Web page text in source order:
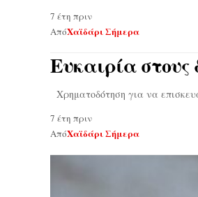
7 έτη πριν
ΑπόΧαϊδάρι Σήμερα
Ευκαιρία
Χρηματοδότηση για να
7 έτη πριν
ΑπόΧαϊδάρι Σήμερα